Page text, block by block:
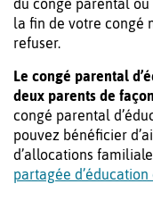
du congé parental
la fin de votre congé
refuser.
Le congé parental
deux parents de
congé parental
pouvez bénéficier
d’allocations
partagée d’éducation